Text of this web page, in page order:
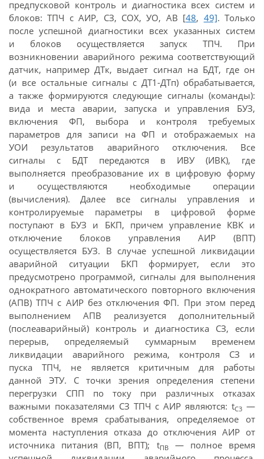
предпусковой контроль и диагностика всех систем и
блоков: ТПЧ с АИР, СЗ, СОХ, УО, АВ [48, 49]. Только
после успешной диагностики всех указанных систем
и блоков осуществляется запуск ТПЧ. При
возникновении аварийного режима соответствующий
датчик, например ДТк, выдает сигнал на БДТ, где он
(и все остальные сигналы с ДТ1-ДТп) обрабатывается,
а также формируются следующие сигналы (команды):
вида и места аварии, запуска и управления БУЗ,
включения ФП, выбора и контроля требуемых
параметров для записи на ФП и отображаемых на
УОИ результатов аварийного отключения. Все
сигналы с БДТ передаются в ИВУ (ИВК), где
выполняется преобразование их в цифровую форму
и осуществляются необходимые операции
(вычисления). Далее все сигналы управления и
контролируемые параметры в цифровой форме
поступают в БУЗ и БКП, причем управление КВК и
отключение блоков управления АИР (ВПТ)
осуществляется БУЗ. В случае успешной ликвидации
аварийной ситуации БКП формирует, если это
предусмотрено программой, сигналы для выполнения
однократного автоматического повторного включения
(АПВ) ТПЧ с АИР без отключения ФП. При этом перед
выполнением АПВ реализуется дополнительный
(послеаварийный) контроль и диагностика СЗ, если
перерыв, определяемый суммарным временем
ликвидации аварийного режима, контроля СЗ и
пуска ТПЧ, не является критичным для работы
данной ЭТУ. С точки зрения определения степени
перегрузки СПП по току при различных отказах
важными показателями СЗ ТПЧ с АИР являются: tC3 —
собственное время срабатывания, определяемое от
момента наступления отказа до отключения АИР от
источника питания (ВП, ВПТ); tПВ— полное время